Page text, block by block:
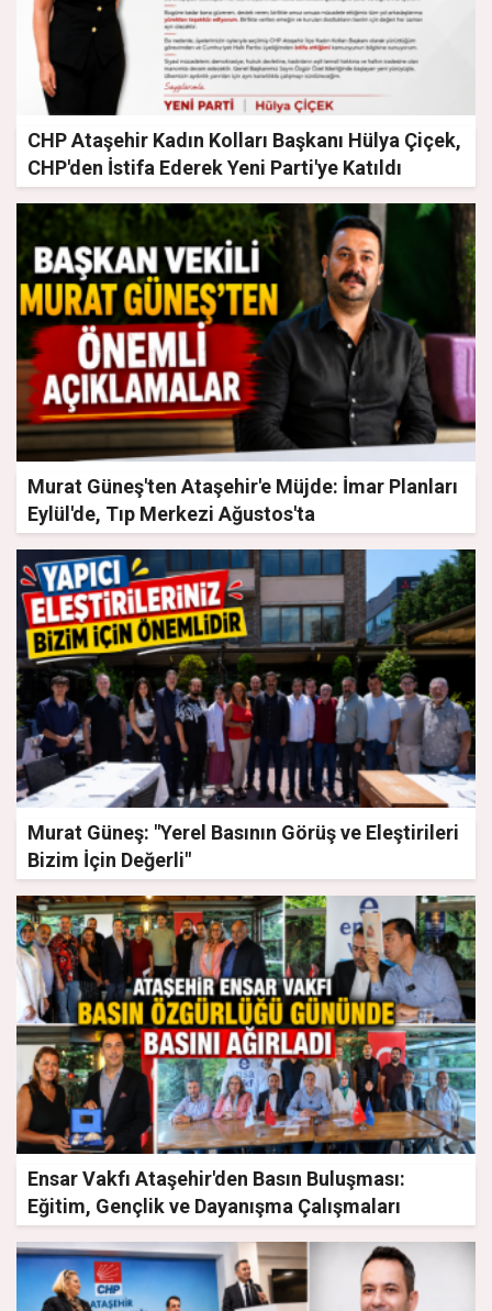
CHP Ataşehir Kadın Kolları Başkanı Hülya Çiçek,
CHP'den İstifa Ederek Yeni Parti'ye Katıldı
Murat Güneş'ten Ataşehir'e Müjde: İmar Planları
Eylül'de, Tıp Merkezi Ağustos'ta
Murat Güneş: "Yerel Basının Görüş ve Eleştirileri
Bizim İçin Değerli"
Ensar Vakfı Ataşehir'den Basın Buluşması:
Eğitim, Gençlik ve Dayanışma Çalışmaları